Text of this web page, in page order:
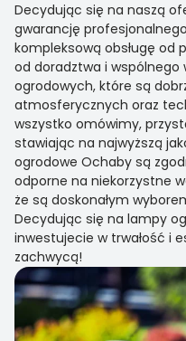
Decydując się na naszą
gwarancję
kompleksową obsługę od
od doradztwa i
ogrodowych, które są
atmosferycznych oraz
wszystko omówimy,
stawiając na najwyższą
ogrodowe Ochaby są
odporne na niekorzystne
że są doskonałym
Decydując się na lampy
inwestujecie w trwałość i
zachwycą!